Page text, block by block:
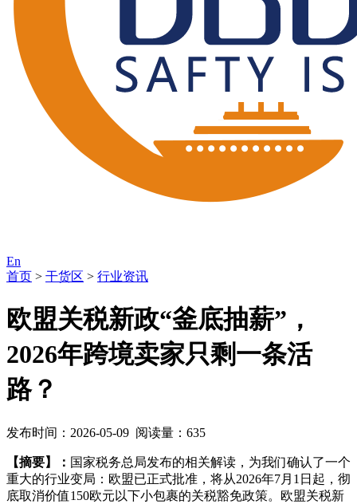
En
首页 > 干货区 > 行业资讯
欧盟关税新政“釜底抽薪”，
2026年跨境卖家只剩一条活
路？
发布时间：2026-05-09 阅读量：635
【摘要】： 国家税务总局发布的相关解读，为我们确认了一个
重大的行业变局：欧盟已正式批准，将从2026年7月1日起，彻
底取消价值150欧元以下小包裹的关税豁免政策。欧盟关税新